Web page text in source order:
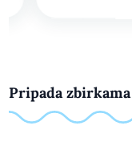
Pripada zbirkama